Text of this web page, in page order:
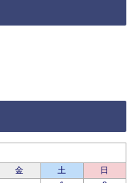
金 土
日